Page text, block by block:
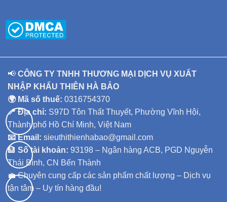
📢 CÔNG TY TNHH THƯƠNG MẠI DỊCH VỤ XUẤT
NHẬP KHẨU THIÊN HÀ BẢO
🌍 Mã số thuế: 0316754370
📍 Địa chỉ: S97D Tôn Thất Thuyết, Phường Vĩnh Hội,
Thành phố Hồ Chí Minh, Việt Nam
📧 Email: sieuthithienhabao@gmail.com
🏦 Số tài khoản: 93198 – Ngân hàng ACB, PGD Nguyễn
Thái Bình, CN Bến Thành
💼 Chuyên cung cấp các sản phẩm chất lượng – Dịch vụ
tận tâm – Uy tín hàng đầu!